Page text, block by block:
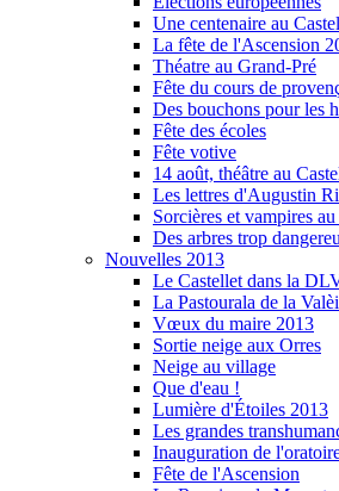
Une centenaire au
La fête de l'Ascension
Théatre au Grand-Pré
Fête du cours de
Des bouchons pour les
Fête des écoles
Fête votive
14 août, théâtre au
Les lettres d'Augustin
Sorcières et vampires
Des arbres trop
Nouvelles 2013
Le Castellet dans la
La Pastourala de la
Vœux du maire 2013
Sortie neige aux Orres
Neige au village
Que d'eau !
Lumière d'Étoiles 2013
Les grandes
Inauguration de
Fête de l'Ascension